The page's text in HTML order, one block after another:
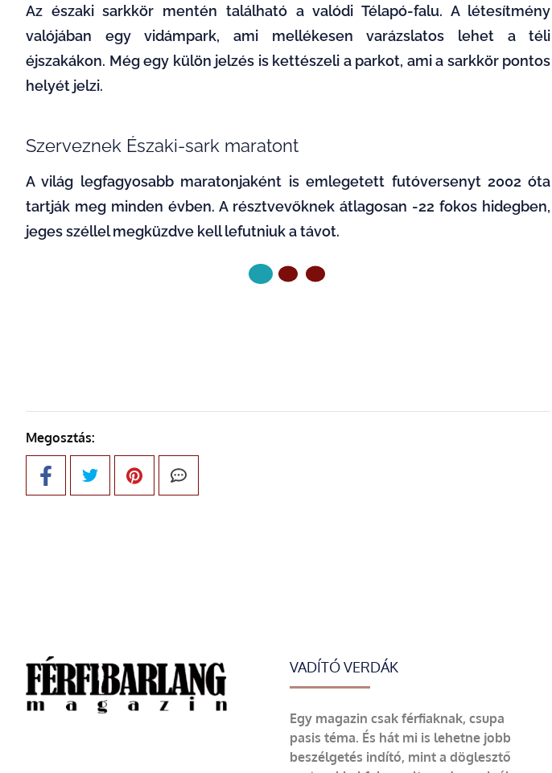
Az északi sarkkör mentén található a valódi Télapó-falu. A létesítmény
valójában egy vidámpark, ami mellékesen varázslatos lehet a téli
éjszakákon. Még egy külön jelzés is kettészeli a parkot, ami a sarkkör pontos
helyét jelzi.
Szerveznek Északi-sark maratont
A világ legfagyosabb maratonjaként is emlegetett futóversenyt 2002 óta
tartják meg minden évben. A résztvevőknek átlagosan -22 fokos hidegben,
jeges széllel megküzdve kell lefutniuk a távot.
Megosztás:
VADÍTÓ VERDÁK
Egy magazin csak férfiaknak, csupa
pasis téma. És hát mi is lehetne jobb
beszélgetés indító, mint a döglesztő